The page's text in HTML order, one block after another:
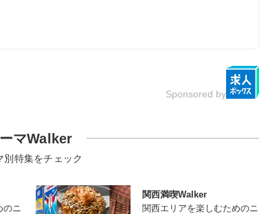
Sponsored by
マWalker
別特集をチェック
のニ
関西満喫Walker
関西エリアを楽しむためのニ